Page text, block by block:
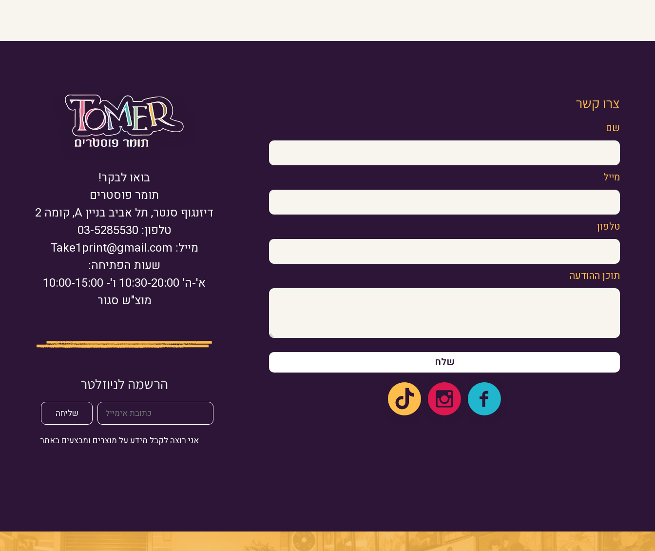
בואו לבקר!
תומר פוסטרים
דיזנגוף סנטר, תל אביב בניין A, קומה 2
טלפון: 03-5285530
מייל: Take1print@gmail.com
שעות הפתיחה:
א'-ה' 10:30-20:00 ו'- 10:00-15:00
מוצ"ש סגור
הרשמה לניוזלטר
אני רוצה לקבל מידע על מוצרים ומבצעים באתר
צרו קשר
שם
מייל
טלפון
תוכן ההודעה